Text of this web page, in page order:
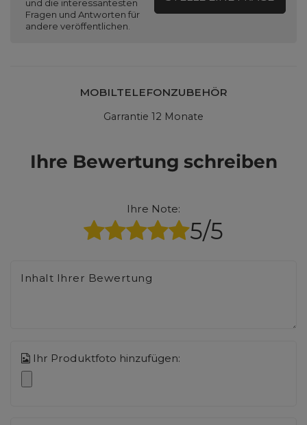
und die interessantesten
Fragen und Antworten für
andere veröffentlichen.
MOBILTELEFONZUBEHÖR
Garrantie 12 Monate
Ihre Bewertung schreiben
Ihre Note:
5/5
Inhalt Ihrer Bewertung
Ihr Produktfoto hinzufügen: